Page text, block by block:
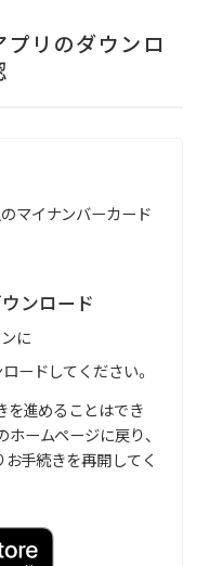
リのダウンロ
マイナンバーカード
ンロード
に
ードしてください。
進めることはでき
ームページに戻り、
お手続きを再開してく